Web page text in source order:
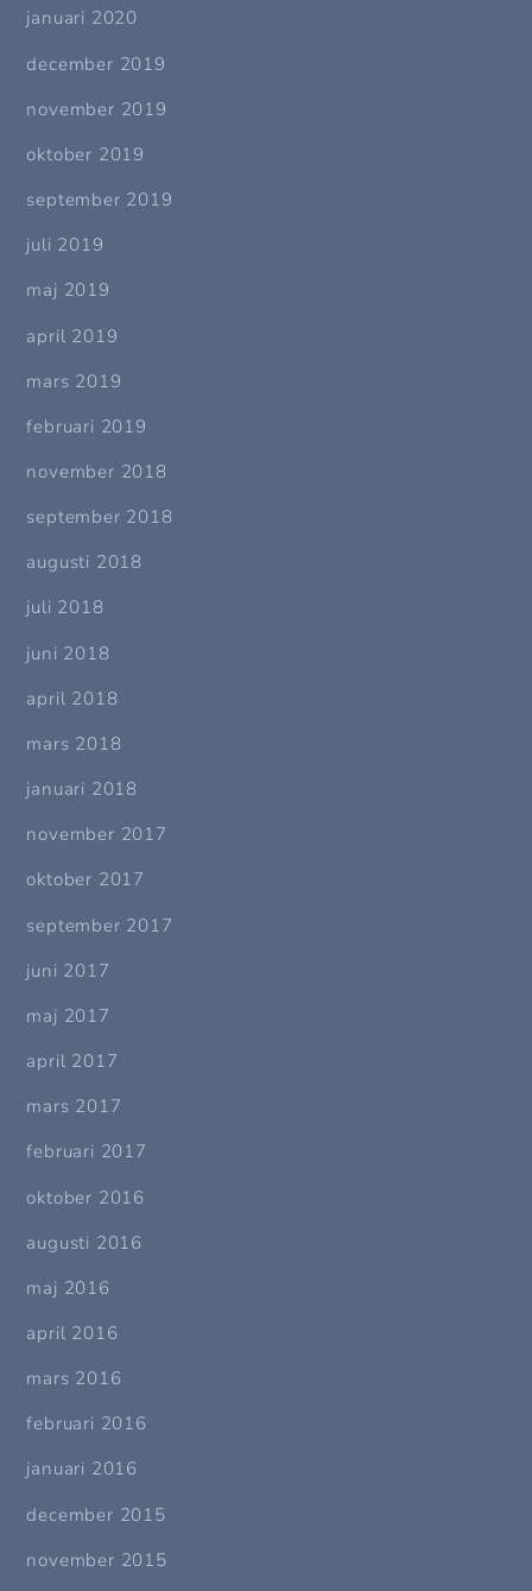
januari 2020
december 2019
november 2019
oktober 2019
september 2019
juli 2019
maj 2019
april 2019
mars 2019
februari 2019
november 2018
september 2018
augusti 2018
juli 2018
juni 2018
april 2018
mars 2018
januari 2018
november 2017
oktober 2017
september 2017
juni 2017
maj 2017
april 2017
mars 2017
februari 2017
oktober 2016
augusti 2016
maj 2016
april 2016
mars 2016
februari 2016
januari 2016
december 2015
november 2015